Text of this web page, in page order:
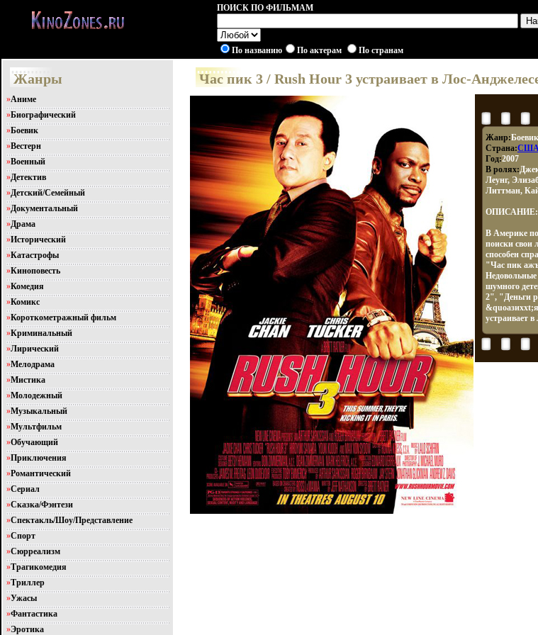
ПОИСК ПО ФИЛЬМАМ
По названию По актерам По странам
Жанры
»Аниме
»Биографический
»Боевик
»Вестерн
»Военный
»Детектив
»Детский/Семейный
»Документальный
»Драма
»Исторический
»Катастрофы
»Киноповесть
»Комедия
»Комикс
»Короткометражный фильм
»Криминальный
»Лирический
»Мелодрама
»Мистика
»Молодежный
»Музыкальный
»Мультфильм
»Обучающий
»Приключения
»Романтический
»Сериал
»Сказка/Фэнтези
»Спектакль/Шоу/Представление
»Спорт
»Сюрреализм
»Трагикомедия
»Триллер
»Ужасы
»Фантастика
»Эротика
Час пик 3 / Rush Hour 3 устраивает в Лос-
Жанр:
Страна:
Год:2007
В ролях:
Леунг,
Литтман,
ОПИСАНИЕ:
В Америке
поиски свои
способен
"Час пик
шумного
2", "Деньги
устраивает